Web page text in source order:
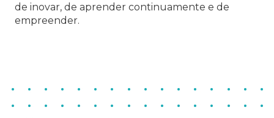
de inovar, de aprender continuamente e de
empreender.